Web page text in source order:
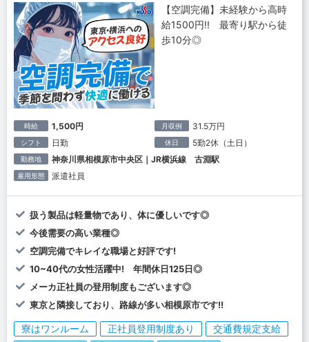
【空調完備】未経験から高時
給1500円!! 最寄り駅から徒
歩10分◎
時給 1,500円 月収例 31.5万円
シフト 日勤 休日 5勤2休（土日）
勤務地 神奈川県相模原市中央区｜JR横浜線 古淵駅
雇用形態 派遣社員
扱う製品は軽量物であり、体に優しいです◎
今後需要の高い業種◎
空調完備でキレイな職場と好評です!
10~40代の女性活躍中! 年間休日125日◎
メーカ正社員の登用制度もございます◎
東京と隣接しており、路線が多い相模原市です!!
寮はワンルーム 正社員登用制度あり
交通費規定支給